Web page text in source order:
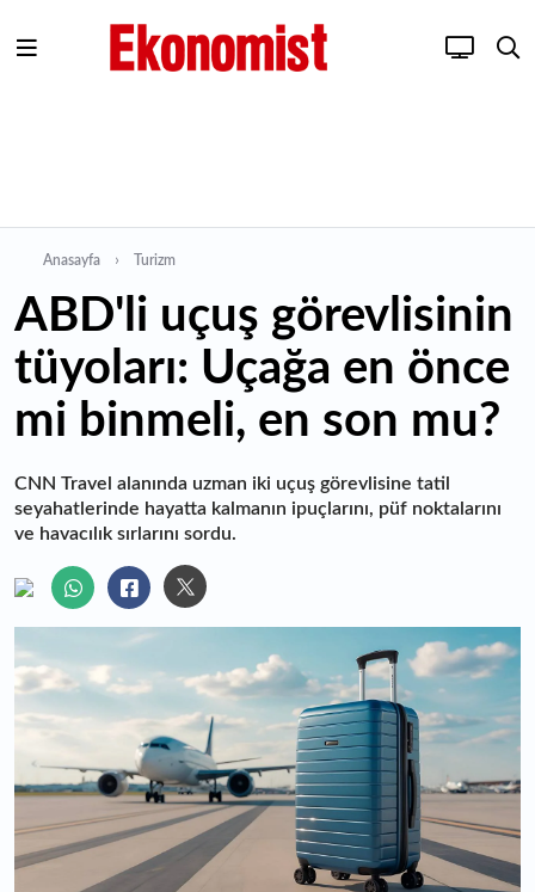
Anasayfa Turizm
ABD'li uçuş görevlisinin
tüyoları: Uçağa en önce
mi binmeli, en son mu?
CNN Travel alanında uzman iki uçuş görevlisine tatil
seyahatlerinde hayatta kalmanın ipuçlarını, püf noktalarını
ve havacılık sırlarını sordu.